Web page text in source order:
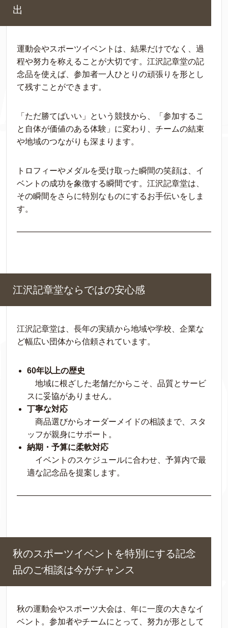
出
運動会やスポーツイベントは、結果だけでなく、過
程や努力を称えることが大切です。江沢記章堂の記
念品を使えば、参加者一人ひとりの頑張りを形とし
て残すことができます。
「ただ勝てばいい」という競技から、「参加するこ
と自体が価値のある体験」に変わり、チームの結束
や地域のつながりも深まります。
トロフィーやメダルを受け取った瞬間の笑顔は、イ
ベントの成功を象徴する瞬間です。江沢記章堂は、
その瞬間をさらに特別なものにするお手伝いをしま
す。
江沢記章堂ならではの安心感
江沢記章堂は、長年の実績から地域や学校、企業な
ど幅広い団体から信頼されています。
60年以上の歴史
地域に根ざした老舗だからこそ、品質とサービ
スに妥協がありません。
丁寧な対応
商品選びからオーダーメイドの相談まで、スタ
ッフが親身にサポート。
納期・予算に柔軟対応
イベントのスケジュールに合わせ、予算内で最
適な記念品を提案します。
秋のスポーツイベントを特別にする記念
品のご相談は今がチャンス
秋の運動会やスポーツ大会は、年に一度の大きなイ
ベント。参加者やチームにとって、努力が形として